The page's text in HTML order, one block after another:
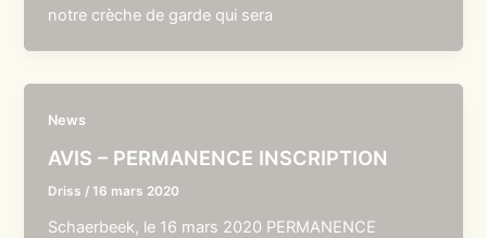
notre crèche de garde qui sera
News
AVIS – PERMANENCE INSCRIPTION
Driss /16 mars 2020
Schaerbeek, le 16 mars 2020 PERMANENCE